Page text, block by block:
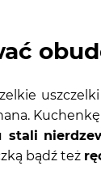
stali
bądź też